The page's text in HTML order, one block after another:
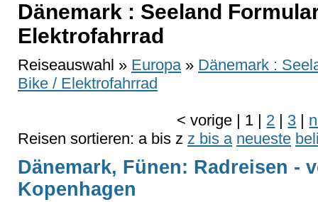
Dänemark : Seeland
Elektrofahrrad
Reiseauswahl » Europa » Dänemark :
Bike / Elektrofahrrad
<vorige | 1 | 2 | 3 |
Reisen sortieren: a bis z z bis a neueste
Dänemark, Fünen: Radreisen -
Kopenhagen